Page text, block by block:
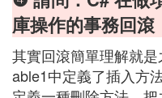
庫操作的事務回滾
其實回滾簡單理解就
able1中定義了插入方